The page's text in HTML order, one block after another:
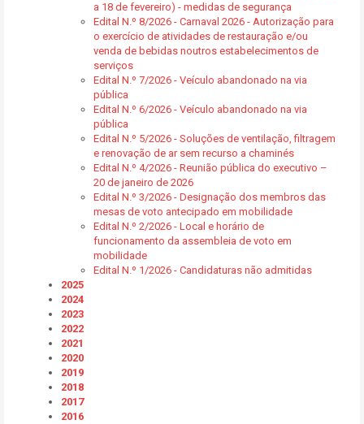
a 18 de fevereiro) - medidas de segurança
Edital N.º 8/2026 - Carnaval 2026 - Autorização para
o exercício de atividades de restauração e/ou
venda de bebidas noutros estabelecimentos de
serviços
Edital N.º 7/2026 - Veículo abandonado na via
pública
Edital N.º 6/2026 - Veículo abandonado na via
pública
Edital N.º 5/2026 - Soluções de ventilação, filtragem
e renovação de ar sem recurso a chaminés
Edital N.º 4/2026 - Reunião pública do executivo –
20 de janeiro de 2026
Edital N.º 3/2026 - Designação dos membros das
mesas de voto antecipado em mobilidade
Edital N.º 2/2026 - Local e horário de
funcionamento da assembleia de voto em
mobilidade
Edital N.º 1/2026 - Candidaturas não admitidas
2025
2024
2023
2022
2021
2020
2019
2018
2017
2016